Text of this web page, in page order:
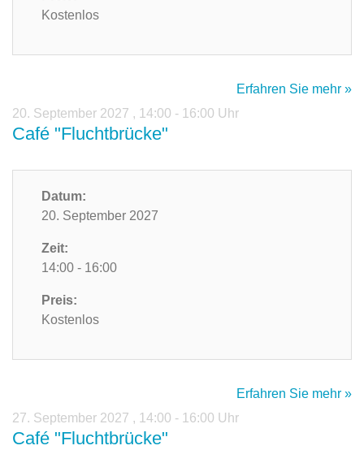
Kostenlos
Erfahren Sie mehr »
20. September 2027 , 14:00 - 16:00 Uhr
Café "Fluchtbrücke"
Datum:
20. September 2027
Zeit:
14:00 - 16:00
Preis:
Kostenlos
Erfahren Sie mehr »
27. September 2027 , 14:00 - 16:00 Uhr
Café "Fluchtbrücke"